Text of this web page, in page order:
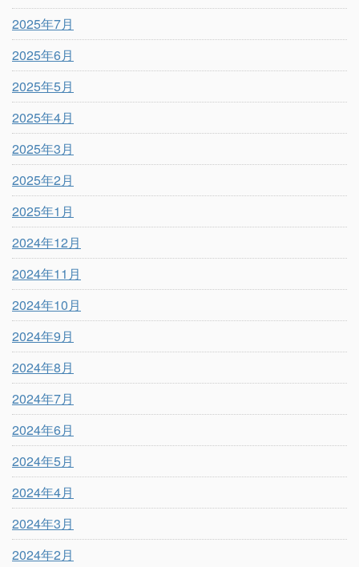
2025年7月
2025年6月
2025年5月
2025年4月
2025年3月
2025年2月
2025年1月
2024年12月
2024年11月
2024年10月
2024年9月
2024年8月
2024年7月
2024年6月
2024年5月
2024年4月
2024年3月
2024年2月